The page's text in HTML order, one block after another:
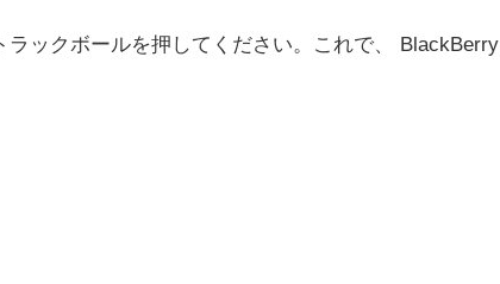
ックボールを押してください。これで、 BlackBerry